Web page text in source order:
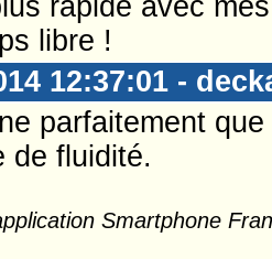
libre !
12:37:01 -
parfaitement
de fluidité.
Smartphone